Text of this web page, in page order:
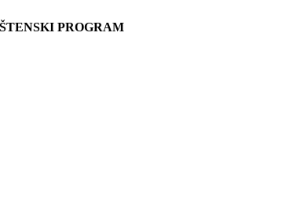
PROGRAM